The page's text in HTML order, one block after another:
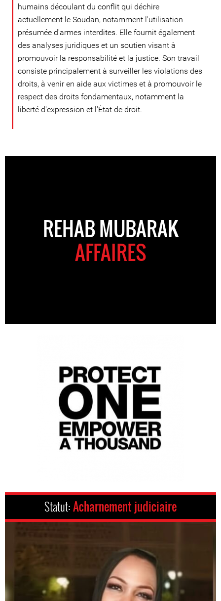
humains découlant du conflit qui déchire
actuellement le Soudan, notamment l'utilisation
présumée d'armes interdites. Elle fournit également
des analyses juridiques et un soutien visant à
promouvoir la responsabilité et la justice. Son travail
consiste principalement à surveiller les violations des
droits, à venir en aide aux victimes et à promouvoir le
respect des droits fondamentaux, notamment la
liberté d'expression et l'État de droit.
REHAB MUBARAK
AFFAIRES
Statut:Acharnement judiciaire